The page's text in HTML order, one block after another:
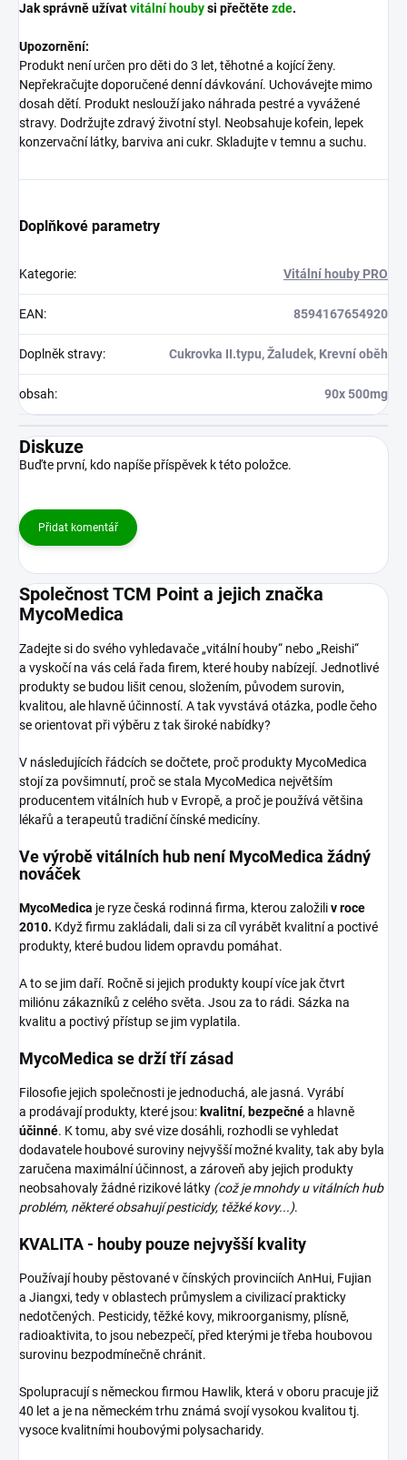
Jak správně užívatvitální houbysi přečtětezde.
Upozornění:
Produkt není určen pro děti do 3 let, těhotné a kojící ženy.
Nepřekračujte doporučené denní dávkování. Uchovávejte mimo
dosah dětí. Produkt neslouží jako náhrada pestré a vyvážené
stravy. Dodržujte zdravý životní styl. Neobsahuje kofein, lepek
konzervační látky, barviva ani cukr. Skladujte v temnu a suchu.
Doplňkové parametry
Kategorie: Vitální houby PRO
EAN: 8594167654920
Doplněk stravy: Cukrovka II.typu, Žaludek, Krevní oběh
obsah: 90x 500mg
Diskuze
Buďte první, kdo napíše příspěvek k této položce.
Přidat komentář
Společnost TCM Point a jejich značka
MycoMedica
Zadejte si do svého vyhledavače „vitální houby“ nebo „Reishi“
a vyskočí na vás celá řada firem, které houby nabízejí. Jednotlivé
produkty se budou lišit cenou, složením, původem surovin,
kvalitou, ale hlavně účinností. A tak vyvstává otázka, podle čeho
se orientovat při výběru z tak široké nabídky?
V následujících řádcích se dočtete, proč produkty MycoMedica
stojí za povšimnutí, proč se stala MycoMedica největším
producentem vitálních hub v Evropě, a proč je používá většina
lékařů a terapeutů tradiční čínské medicíny.
Ve výrobě vitálních hub není MycoMedica žádný
nováček
MycoMedica je ryze česká rodinná firma, kterou založiliv roce
2010. Když firmu zakládali, dali si za cíl vyrábět kvalitní a poctivé
produkty, které budou lidem opravdu pomáhat.
A to se jim daří. Ročně si jejich produkty koupí více jak čtvrt
miliónu zákazníků z celého světa. Jsou za to rádi. Sázka na
kvalitu a poctivý přístup se jim vyplatila.
MycoMedica se drží tří zásad
Filosofie jejich společnosti je jednoduchá, ale jasná. Vyrábí
a prodávají produkty, které jsou: kvalitní, bezpečnéa hlavně
účinné. K tomu, aby své vize dosáhli, rozhodli se vyhledat
dodavatele houbové suroviny nejvyšší možné kvality, tak aby byla
zaručena maximální účinnost, a zároveň aby jejich produkty
neobsahovaly žádné rizikové látky (což je mnohdy u vitálních hub
problém, některé obsahují pesticidy, těžké kovy...).
KVALITA - houby pouze nejvyšší kvality
Používají houby pěstované v čínských provinciích AnHui, Fujian
a Jiangxi, tedy v oblastech průmyslem a civilizací prakticky
nedotčených. Pesticidy, těžké kovy, mikroorganismy, plísně,
radioaktivita, to jsou nebezpečí, před kterými je třeba houbovou
surovinu bezpodmínečně chránit.
Spolupracují s německou firmou Hawlik, která v oboru pracuje již
40 let a je na německém trhu známá svojí vysokou kvalitou tj.
vysoce kvalitními houbovými polysacharidy.